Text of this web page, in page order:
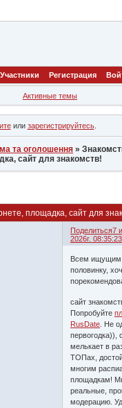
Участники Регистрация
Активные темы
или зарегистрируйтесь.
та оголошення »
сайт для знакомств!
площадка, сайт для
Поделиться7
2026г. 08:35:23
Всем ищущим
половинку,
сайт
Попробуйте
RusDate . Не
первогодка)),
мелькает в
ТОПах,
многим
площадкам!
реальные,
модерацию.